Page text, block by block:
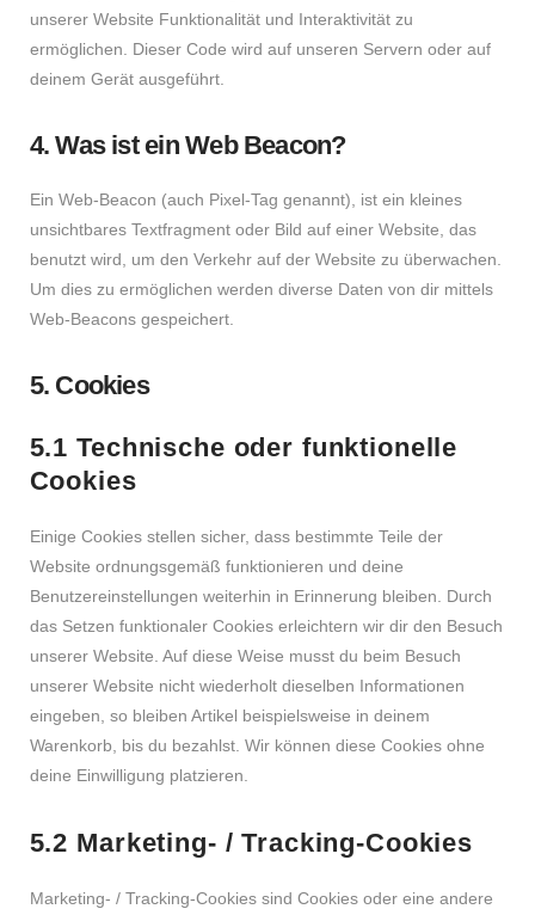
unserer Website Funktionalität und Interaktivität zu
ermöglichen. Dieser Code wird auf unseren Servern oder auf
deinem Gerät ausgeführt.
4. Was ist ein Web Beacon?
Ein Web-Beacon (auch Pixel-Tag genannt), ist ein kleines
unsichtbares Textfragment oder Bild auf einer Website, das
benutzt wird, um den Verkehr auf der Website zu überwachen.
Um dies zu ermöglichen werden diverse Daten von dir mittels
Web-Beacons gespeichert.
5. Cookies
5.1 Technische oder funktionelle
Cookies
Einige Cookies stellen sicher, dass bestimmte Teile der
Website ordnungsgemäß funktionieren und deine
Benutzereinstellungen weiterhin in Erinnerung bleiben. Durch
das Setzen funktionaler Cookies erleichtern wir dir den Besuch
unserer Website. Auf diese Weise musst du beim Besuch
unserer Website nicht wiederholt dieselben Informationen
eingeben, so bleiben Artikel beispielsweise in deinem
Warenkorb, bis du bezahlst. Wir können diese Cookies ohne
deine Einwilligung platzieren.
5.2 Marketing- / Tracking-Cookies
Marketing- / Tracking-Cookies sind Cookies oder eine andere